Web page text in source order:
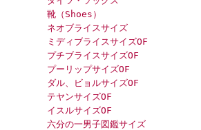
靴（Shoes）
ネオブライスサイズ
ミディブライスサイズOF
プチブライスサイズOF
プーリップサイズOF
ダル、ビョルサイズOF
テヤンサイズOF
イスルサイズOF
六分の一男子図鑑サイズ